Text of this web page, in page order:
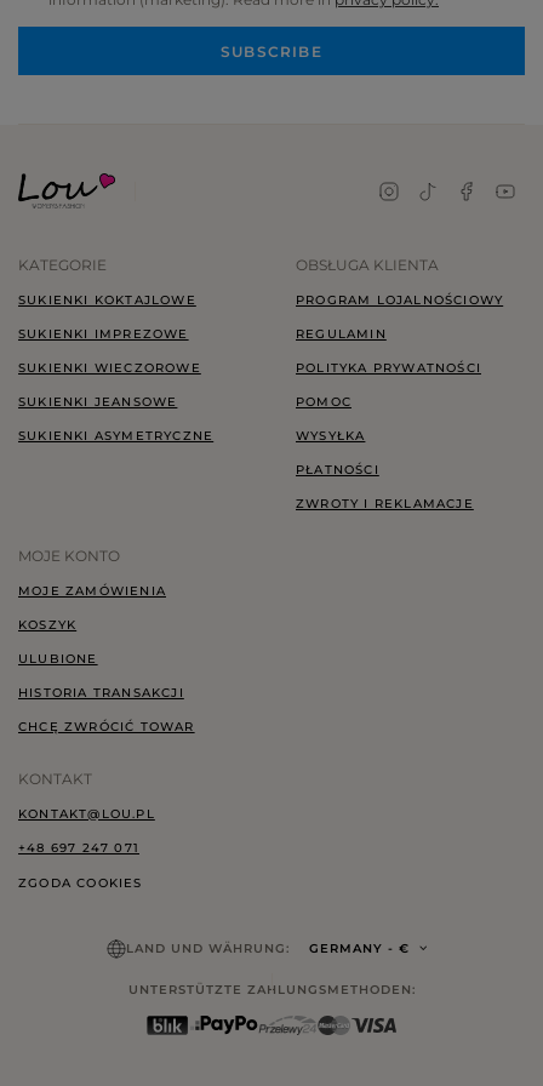
SUBSCRIBE
KATEGORIE
SUKIENKI KOKTAJLOWE
SUKIENKI IMPREZOWE
SUKIENKI WIECZOROWE
SUKIENKI JEANSOWE
SUKIENKI ASYMETRYCZNE
OBSŁUGA KLIENTA
PROGRAM LOJALNOŚCIOWY
REGULAMIN
POLITYKA PRYWATNOŚCI
POMOC
WYSYŁKA
PŁATNOŚCI
ZWROTY I REKLAMACJE
MOJE KONTO
MOJE ZAMÓWIENIA
KOSZYK
ULUBIONE
HISTORIA TRANSAKCJI
CHCĘ ZWRÓCIĆ TOWAR
KONTAKT
KONTAKT@LOU.PL
+48 697 247 071
ZGODA COOKIES
LAND UND WÄHRUNG: GERMANY - €
UNTERSTÜTZTE ZAHLUNGSMETHODEN: